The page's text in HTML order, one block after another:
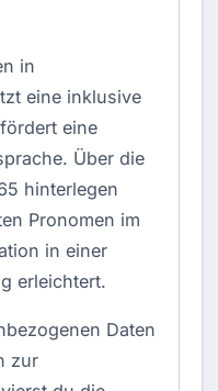
in
eine inklusive
eine
Über die
hinterlegen
Pronomen im
in einer
erleichtert.
Daten
zur